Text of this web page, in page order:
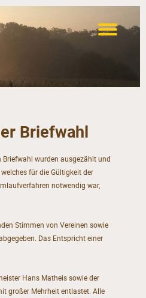
Briefwahl
Briefwahl wurden ausgezählt und
für die Gültigkeit der
notwendig war,
Stimmen von Vereinen sowie
Das Entspricht einer
Hans Matheis sowie der
großer Mehrheit entlastet. Alle